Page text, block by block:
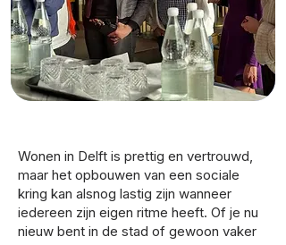
Wonen in Delft is prettig en vertrouwd,
maar het opbouwen van een sociale
kring kan alsnog lastig zijn wanneer
iedereen zijn eigen ritme heeft. Of je nu
nieuw bent in de stad of gewoon vaker